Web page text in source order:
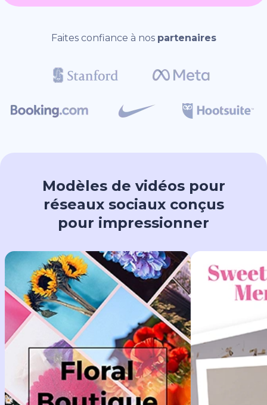
Faites confiance à nos partenaires
Modèles de vidéos pour
réseaux sociaux conçus
pour impressionner